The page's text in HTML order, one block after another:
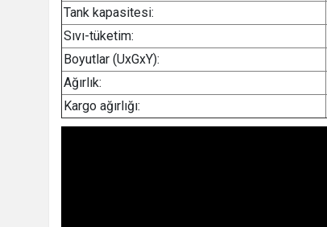
Tank kapasitesi:
Sıvı-tüketim:
Boyutlar (UxGxY):
Ağırlık:
Kargo ağırlığı: